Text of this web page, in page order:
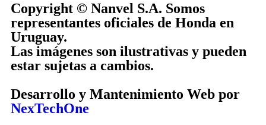
Copyright © Nanvel S.A. Somos
representantes oficiales de Honda en
Uruguay.
Las imágenes son ilustrativas y pueden
estar sujetas a cambios.
Desarrollo y Mantenimiento Web por
NexTechOne